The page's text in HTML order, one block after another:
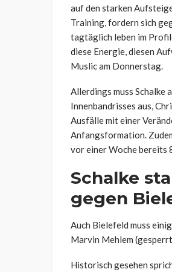
auf den starken
Training, fordern sich
tagtäglich leben im
diese Energie, diesen
Muslic am Donnerstag.
Allerdings muss Schalke
Innenbandrisses aus,
Ausfälle mit einer
Anfangsformation.
vor einer Woche bereits
Schalke
gegen
Auch Bielefeld muss
Marvin Mehlem
Historisch gesehen